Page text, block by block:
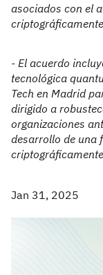
asociados con el
- El acuerdo
tecnológica
Tech en Madrid
dirigido a
organizaciones
desarrollo de una
Jan 31, 2025